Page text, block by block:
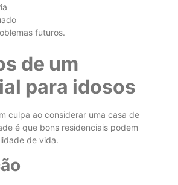
futuros.
de um
para idosos
culpa ao considerar uma casa de
é que bons residenciais podem
de vida.